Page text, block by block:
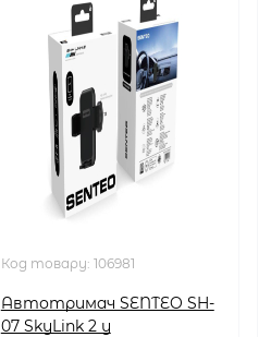
Код товару: 106981
Автотримач SENTEO SH-
07 SkyLink 2 у